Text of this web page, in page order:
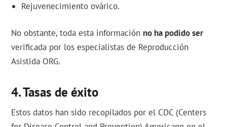
Rejuvenecimiento ovárico.
No obstante, toda esta información no ha podido ser
verificada por los especialistas de Reproducción
Asistida ORG.
Tasas de éxito
Estos datos han sido recopilados por el CDC (Centers